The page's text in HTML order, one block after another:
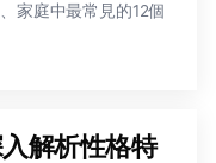
家庭中最常見的12個
解析性格特